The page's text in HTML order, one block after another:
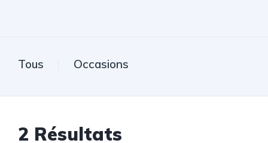
Tous Occasions
2 Résultats